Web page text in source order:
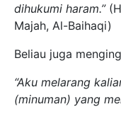
dihukumi haram.”
Majah, Al-Baihaqi)
Beliau juga
“Aku melarang
(minuman) yang